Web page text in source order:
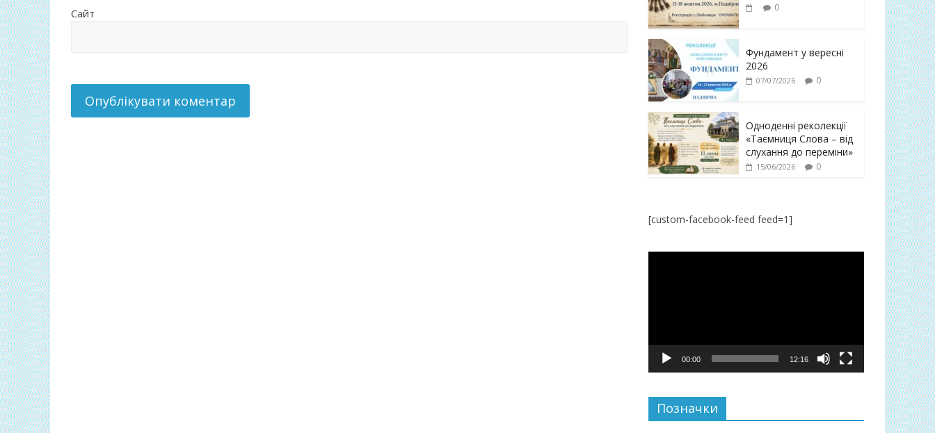
Сайт 0
Фундамент у вересні
2026
07/07/2026 0
Одноденні реколекції
«Таємниця Слова – від
слухання до переміни»
15/06/2026 0
[custom-facebook-feed feed=1]
00:00 12:16
Позначки